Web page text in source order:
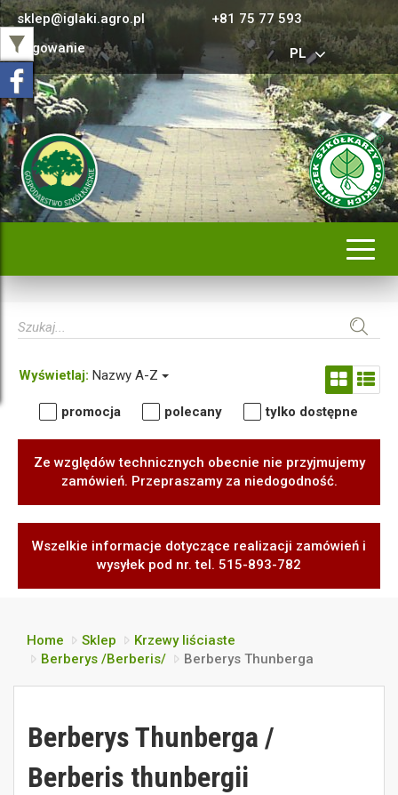
sklep@iglaki.agro.pl
+81 75 77 593
Logowanie
PL
Wyświetlaj: Nazwy A-Z
promocja polecany tylko dostępne
Ze względów technicznych obecnie nie przyjmujemy
zamówień. Przepraszamy za niedogodność.
Wszelkie informacje dotyczące realizacji zamówień i
wysyłek pod nr. tel. 515-893-782
Home Sklep
Krzewy liściaste
Berberys /Berberis/
Berberys Thunberga
Berberys Thunberga /
Berberis thunbergii